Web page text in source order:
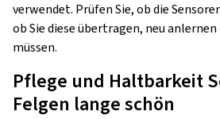
verwendet. Prüfen Sie, ob die
ob Sie diese übertragen, neu
müssen.
Pflege und Haltbarkeit
Felgen lange schön